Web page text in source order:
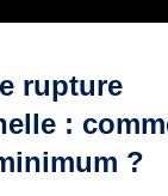
rupture
:
?